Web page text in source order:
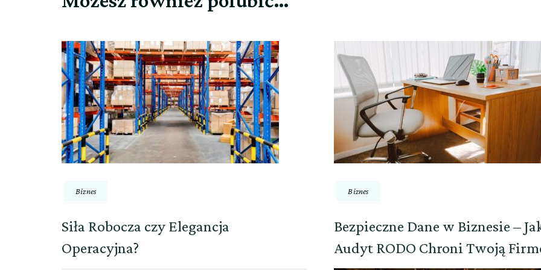
Biznes
Siła Robocza czy Elegancja
Operacyjna?
Biznes
Bezpieczne Dane w Biznesie –
Audyt RODO Chroni Twoją